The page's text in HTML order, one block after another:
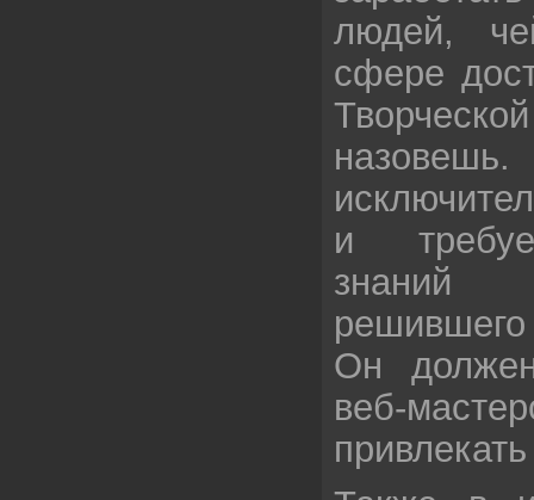
людей,
сфере
и
знаний
Он
веб-